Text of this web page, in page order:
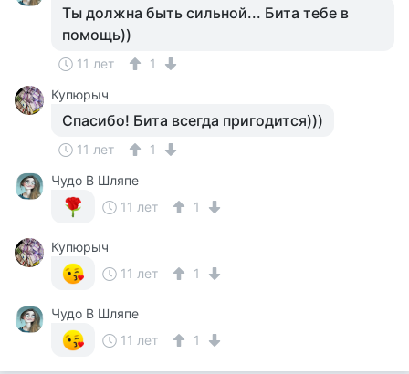
Ты должна быть сильной... Бита тебе в
помощь))
11 лет
1
Купюрыч
Спасибо! Бита всегда пригодится)))
11 лет
1
Чудо В Шляпе
11 лет
1
Купюрыч
11 лет
1
Чудо В Шляпе
11 лет
1